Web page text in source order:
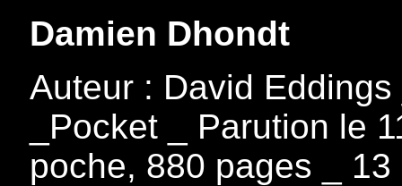
Damien Dhondt
Auteur : David
_Pocket _ Parution le
poche, 880 pages _ 13